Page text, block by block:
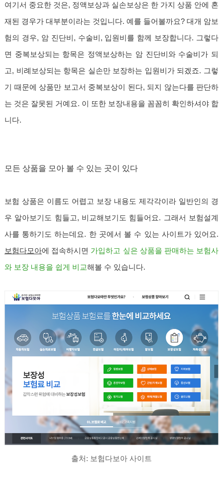
여기서 중요한 것은, 정액보상과 실손보상은 한 가지 상품 안에 혼
재된 경우가 대부분이라는 것입니다. 예를 들어볼까요? 대개 암보
험의 경우, 암 진단비, 수술비, 입원비를 함께 보장합니다. 그렇다
면 중복보상되는 항목은 정액보상하는 암 진단비와 수술비가 되
고, 비례보상되는 항목은 실손만 보장하는 입원비가 되겠죠. 그렇
기 때문에 상품만 보고서 중복보상이 된다, 되지 않는다를 판단하
는 것은 잘못된 거예요. 이 또한 보장내용을 꼼꼼히 확인하셔야 합
니다.
모든 상품을 모아 볼 수 있는 곳이 있다
보험 상품은 이름도 어렵고 보장 내용도 제각각이라 일반인의 경
우 알아보기도 힘들고, 비교해보기도 힘들어요. 그래서 보험설계
사를 통하기도 하는데요. 한 곳에서 볼 수 있는 사이트가 있어요.
보험다모아에 접속하시면 가입하고 싶은 상품을 판매하는 보험사
와 보장 내용을 쉽게 비교해볼 수 있습니다.
출처: 보험다보아 사이트